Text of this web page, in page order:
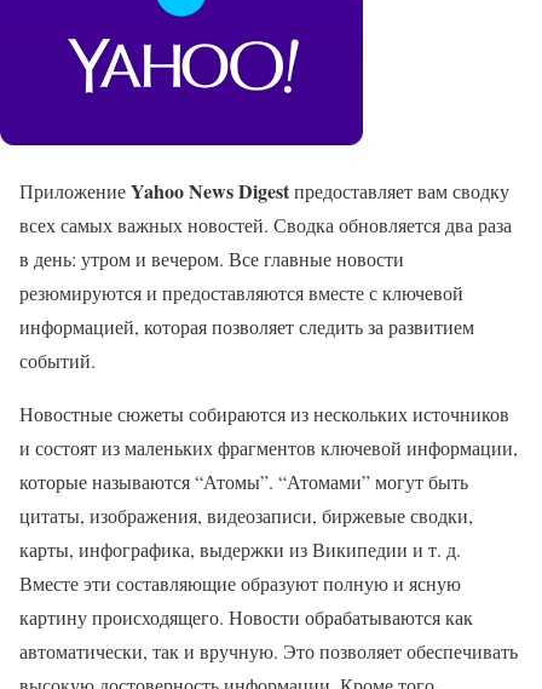
ПриложениеYahoo News Digestпредоставляет вам сводку
всех самых важных новостей. Сводка обновляется два раза
в день: утром и вечером. Все главные новости
резюмируются и предоставляются вместе с ключевой
информацией, которая позволяет следить за развитием
событий.
Новостные сюжеты собираются из нескольких источников
и состоят из маленьких фрагментов ключевой информации,
которые называются “Атомы”. “Атомами” могут быть
цитаты, изображения, видеозаписи, биржевые сводки,
карты, инфографика, выдержки из Википедии и т. д.
Вместе эти составляющие образуют полную и ясную
картину происходящего. Новости обрабатываются как
автоматически, так и вручную. Это позволяет обеспечивать